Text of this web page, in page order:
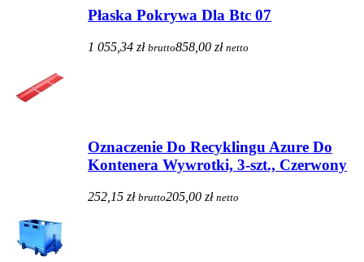
Płaska Pokrywa Dla Btc 07
1 055,34 zł brutto858,00 zł netto
Oznaczenie Do Recyklingu Azure Do
Kontenera Wywrotki, 3-szt., Czerwony
252,15 zł brutto205,00 zł netto